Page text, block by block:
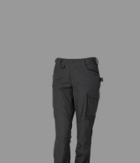
Bundhose e.s.e:pic ripstop, Damen